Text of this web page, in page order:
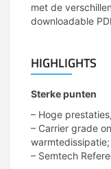
met de
downloadable
HIGHLIGHTS
Sterke punten
– Hoge
– Carrier grade
warmtedissipatie;
– Semtech